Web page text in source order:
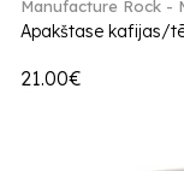
Manufacture Rock -
Apakštase kafijas/
21.00€